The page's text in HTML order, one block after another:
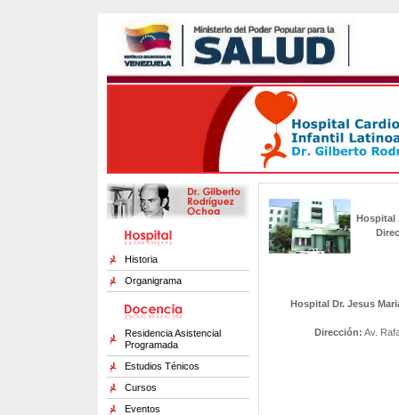
Historia
Organigrama
Residencia Asistencial
Programada
Estudios Ténicos
Cursos
Eventos
Hospital
Hospital Dr. Jesus
Dirección: Av.